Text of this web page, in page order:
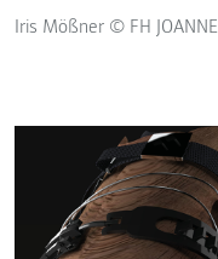
Iris Mößner © FH